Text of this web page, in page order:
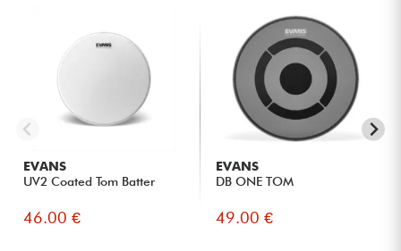
EVANS
UV2 Coated Tom Batter
46.00 €
EVANS
DB ONE TOM
49.00 €